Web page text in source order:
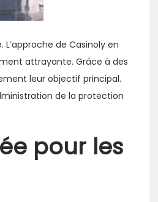
de Casinoly en
attrayante. Grâce à des
leur objectif principal.
de la protection
pour les